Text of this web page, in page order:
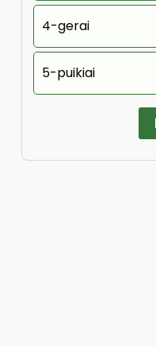
4-gerai
5-puikiai